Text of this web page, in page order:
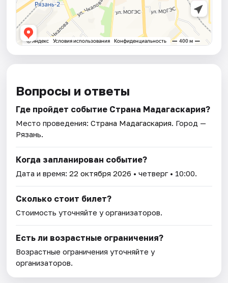
Вопросы и ответы
Где пройдет событие Страна Мадагаскария?
Место проведения:Страна Мадагаскария. Город —
Рязань.
Когда запланирован событие?
Дата и время:22 октября 2026 • четверг • 10:00.
Сколько стоит билет?
Стоимость уточняйте у организаторов.
Есть ли возрастные ограничения?
Возрастные ограничения уточняйте у
организаторов.